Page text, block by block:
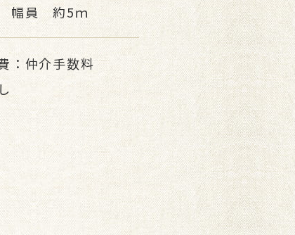
幅員 約5ｍ
：仲介手数料